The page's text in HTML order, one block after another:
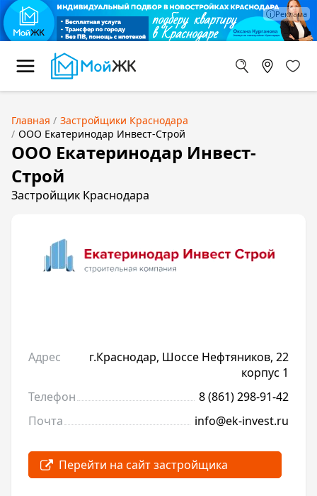
Главная
Застройщики Краснодара
ООО Екатеринодар Инвест-Строй
ООО Екатеринодар Инвест-
Строй
Застройщик Краснодара
Адрес
г.Краснодар, Шоссе Нефтяников, 22
корпус 1
Телефон
8 (861) 298-91-42
Почта
info@ek-invest.ru